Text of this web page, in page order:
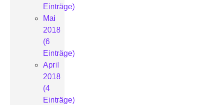
Einträge)
Mai
2018
(6
Einträge)
April
2018
(4
Einträge)